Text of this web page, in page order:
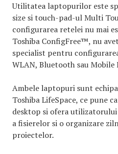
Utilitatea laptopurilor este
size si touch-pad-ul Multi
configurarea retelei nu mai
Toshiba ConfigFree™, nu
specialist pentru
WLAN, Bluetooth sau Mobile
Ambele laptopuri sunt
Toshiba LifeSpace, ce pune
desktop si ofera
a fisierelor si o organizare
proiectelor.